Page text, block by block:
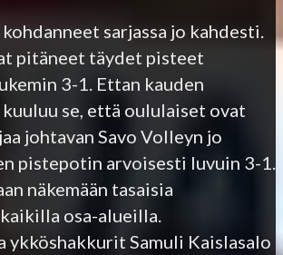
sarjassa jo kahdesti.
pitäneet täydet pisteet
3-1. Ettan kauden
se, että oululaiset ovat
johtavan Savo Volleyn jo
pistepotin arvoisesti luvuin 3-1.
näkemään tasaisia
osa-alueilla.
ykköshakkurit Samuli Kaislasalo